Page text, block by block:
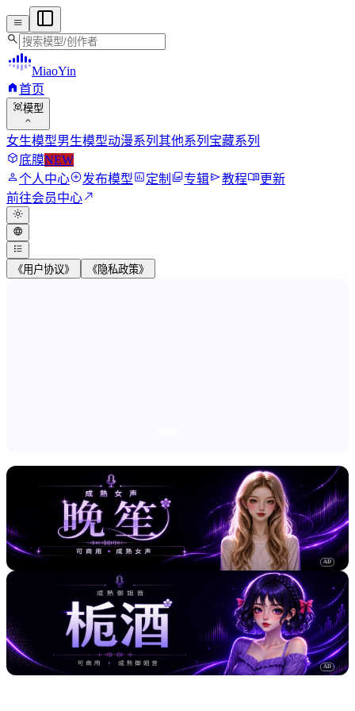
menu
search
MiaoYin
home首页
view_in_ar模型
expand_more
女生模型男生模型动漫系列 其他系列 宝藏系列
deployed_code底膜NEW
person个人中心add_circle发布模型assessment定制 photo_library专辑send教程menu_book更新
前往会员中心north_east
light_mode
language
format_list_bulleted
《用户协议》 《隐私政策》
AD
AD